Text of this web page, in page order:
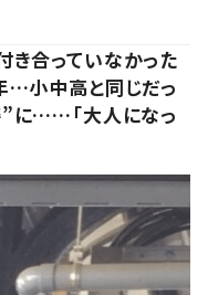
き合っていなかった
…小中高と同じだっ
に……「大人になっ